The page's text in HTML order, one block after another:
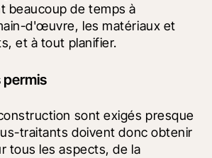
beaucoup de temps à
d'œuvre, les matériaux et
et à tout planifier.
permis
sont exigés presque
traitants doivent donc obtenir
tous les aspects, de la